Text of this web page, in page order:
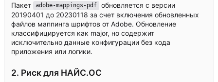
Пакет adobe-mappings-pdf
обновляется с версии
20190401 до 20230118 за счет включения обновленных
файлов маппинга шрифтов от Adobe. Обновление
классифицируется как major, но содержит
исключительно данные конфигурации без кода
приложения или логики.
2. Риск для НАЙС.ОС